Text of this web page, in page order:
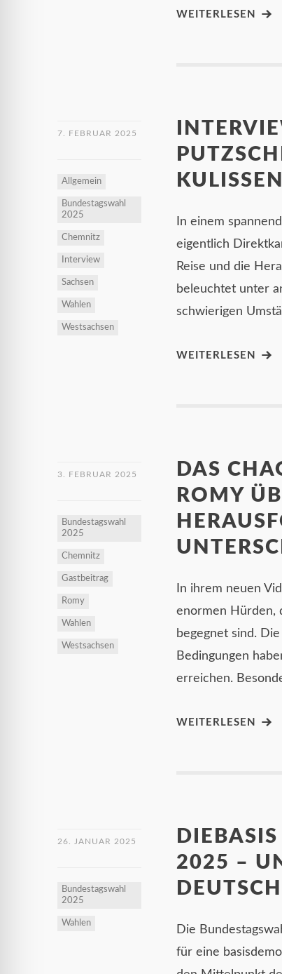
WEITERLESEN
7. FEBRUAR 2025
Allgemein
Bundestagswahl
2025
Chemnitz
Interview
Sachsen
Wahlen
Westsachsen
KULISSEN
In einem
eigentlich
Reise und die
beleuchtet unter
schwierigen
WEITERLESEN
3. FEBRUAR 2025
Bundestagswahl
2025
Chemnitz
Gastbeitrag
Romy
Wahlen
Westsachsen
DAS
ROMY
In ihrem neuen
enormen Hürden,
begegnet sind.
Bedingungen
erreichen.
WEITERLESEN
26. JANUAR 2025
Bundestagswahl
2025
Wahlen
2025 –
Die
für eine